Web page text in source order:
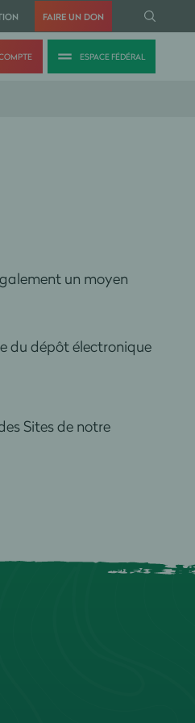
FAIRE UN DON
ESPACE FÉDÉRAL
un moyen
du dépôt électronique
Sites de notre